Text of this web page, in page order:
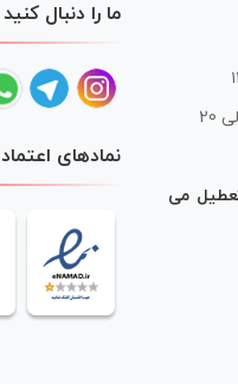
می
ما را دنبال کنید
نمادهای اعتماد